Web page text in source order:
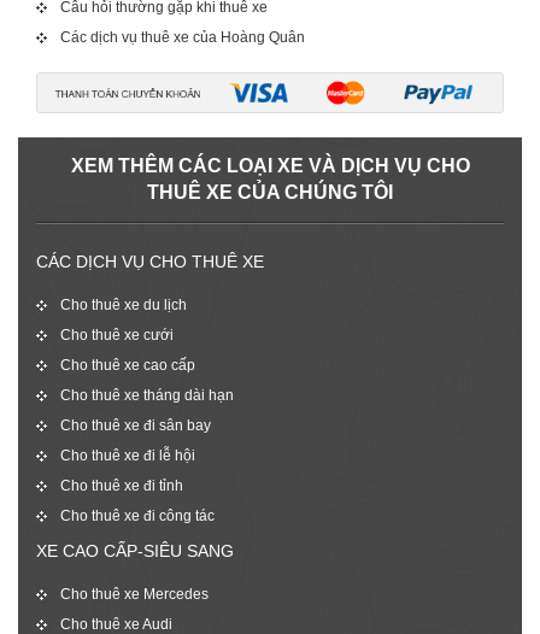
Câu hỏi thường gặp khi thuê xe
Các dịch vụ thuê xe của Hoàng Quân
XEM THÊM CÁC LOẠI XE VÀ DỊCH VỤ CHO
THUÊ XE CỦA CHÚNG TÔI
CÁC DỊCH VỤ CHO THUÊ XE
Cho thuê xe du lịch
Cho thuê xe cưới
Cho thuê xe cao cấp
Cho thuê xe tháng dài hạn
Cho thuê xe đi sân bay
Cho thuê xe đi lễ hội
Cho thuê xe đi tỉnh
Cho thuê xe đi công tác
XE CAO CẤP-SIÊU SANG
Cho thuê xe Mercedes
Cho thuê xe Audi